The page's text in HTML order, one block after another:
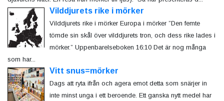
Vilddjurets rike i mörker
Vilddjurets rike i mörker Europa i mörker ”Den femte
tömde sin skål över vilddjurets tron, och dess rike lades i
mörker.” Uppenbarelseboken 16:10 Det är nog många
som har...
Vitt snus=mörker
Dags att ryta ifrån och agera emot detta som snärjer in
inte minst unga i ett beroende. Ett ganska nytt medel har